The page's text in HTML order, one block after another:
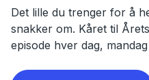
Det lille du trenger for å
snakker om. Kåret til
episode hver dag,